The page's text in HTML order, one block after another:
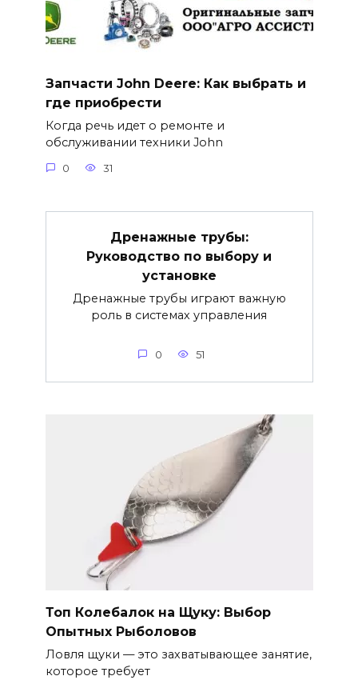
Запчасти John Deere: Как выбрать и
где приобрести
Когда речь идет о ремонте и
обслуживании техники John
0 31
Дренажные трубы:
Руководство по выбору и
установке
Дренажные трубы играют важную
роль в системах управления
0 51
Топ Колебалок на Щуку: Выбор
Опытных Рыболовов
Ловля щуки — это захватывающее занятие,
которое требует